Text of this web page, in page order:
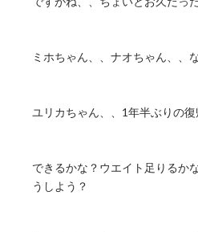
ミホちゃん、、ナオちゃん、、
ユリカちゃん、、1年半ぶりの
できるかな？ウエイト足りるか
うしよう？